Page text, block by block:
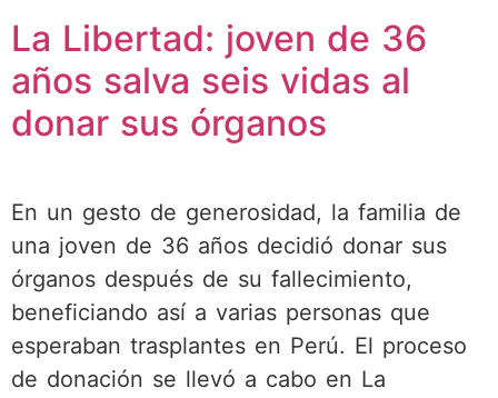
La Libertad: joven de 36
años salva seis vidas al
donar sus órganos
En un gesto de generosidad, la familia de
una joven de 36 años decidió donar sus
órganos después de su fallecimiento,
beneficiando así a varias personas que
esperaban trasplantes en Perú. El proceso
de donación se llevó a cabo en La